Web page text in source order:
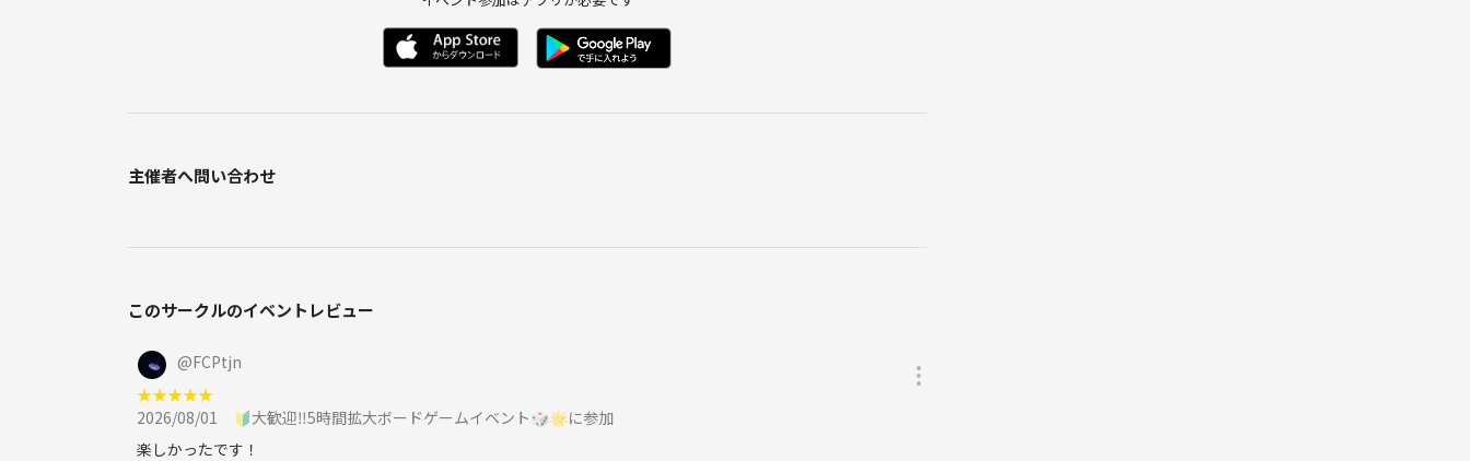
主催者へ問い合わせ
このサークルのイベントレビュー
@FCPtjn
★★★★★
2026/08/01
🔰大歓迎‼️5時間拡大ボードゲームイベント🎲🌟に参加
楽しかったです！